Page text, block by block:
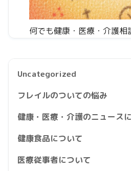
何でも健康・医療・介護相
Uncategorized
フレイルのついての悩み
健康・医療・介護のニュース
健康食品について
医療従事者について